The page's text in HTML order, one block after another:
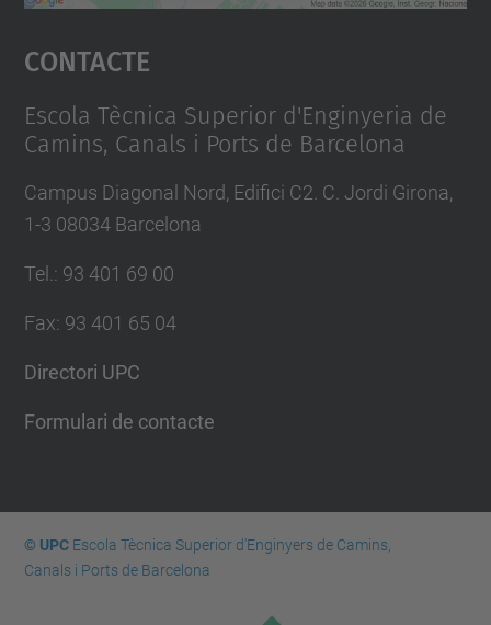
Accepta
powered by
Contacte
Escola Tècnica Superior d'Enginyeria de
Camins, Canals i Ports de Barcelona
Campus Diagonal Nord, Edifici C2. C. Jordi Girona,
1-3 08034 Barcelona
Tel.: 93 401 69 00
Fax: 93 401 65 04
Directori UPC
Formulari de contacte
© UPCEscola Tècnica Superior d'Enginyers de Camins,
Canals i Ports de Barcelona